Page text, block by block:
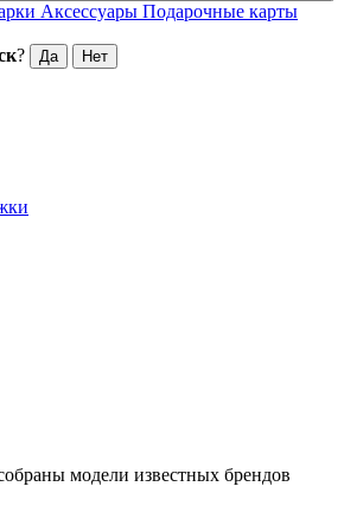
Аксессуары Подарочные карты
? Да Нет
модели известных брендов